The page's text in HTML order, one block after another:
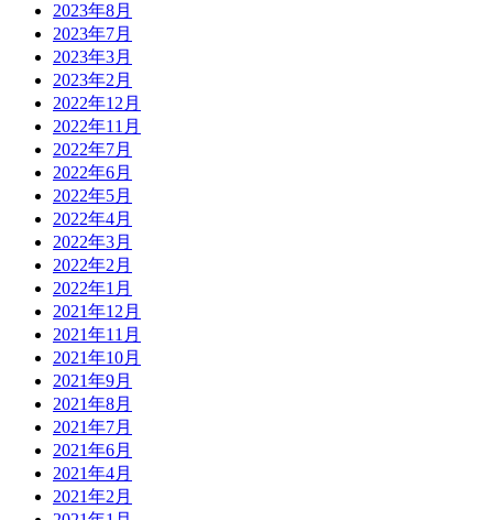
2023年8月
2023年7月
2023年3月
2023年2月
2022年12月
2022年11月
2022年7月
2022年6月
2022年5月
2022年4月
2022年3月
2022年2月
2022年1月
2021年12月
2021年11月
2021年10月
2021年9月
2021年8月
2021年7月
2021年6月
2021年4月
2021年2月